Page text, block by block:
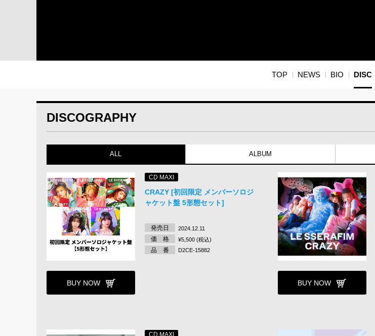
TOP NEWS BIO DISC
DISCOGRAPHY
ALL ALBUM
BUY NOW
CD MAXI
CRAZY [初回限定 メンバーソロジ
ャケット盤 5形態セット]
発売日 2024.12.11
価 格 ¥5,500 (税込)
品 番 D2CE-15882
BUY NOW
CD MAXI